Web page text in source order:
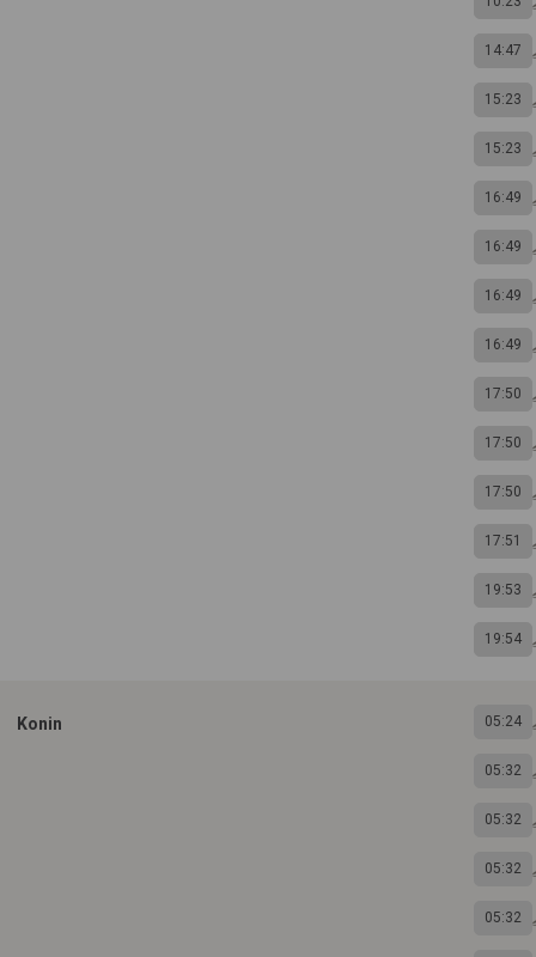
14:47
15:23
15:23
16:49
16:49
16:49
16:49
17:50
17:50
17:50
17:51
19:53
19:54
Konin 05:24
05:32
05:32
05:32
05:32